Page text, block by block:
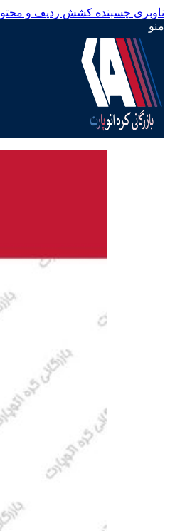
ناوبری چسبنده کشش ردیف و محتوا
منو